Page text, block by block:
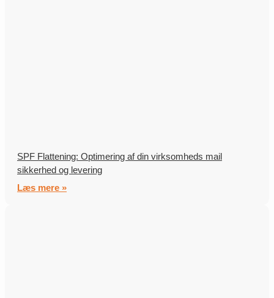
SPF Flattening: Optimering af din virksomheds mail
sikkerhed og levering
Læs mere »